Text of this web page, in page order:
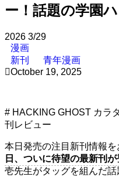
ー！話題の学園
2026 3/29
漫画
新刊
青年漫画
October 19, 2025
# HACKING GHOST カラ
刊レビュー
本日発売の注目新刊情報を
日、ついに待望の最新刊が
壱先生がタッグを組んだ話